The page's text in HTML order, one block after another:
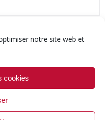
notre site web et
cookies